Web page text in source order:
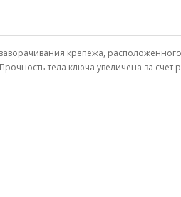
крепежа,
тела ключа увеличена за счет